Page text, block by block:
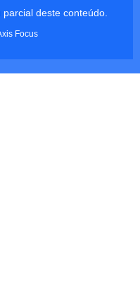
deste conteúdo.
Focus